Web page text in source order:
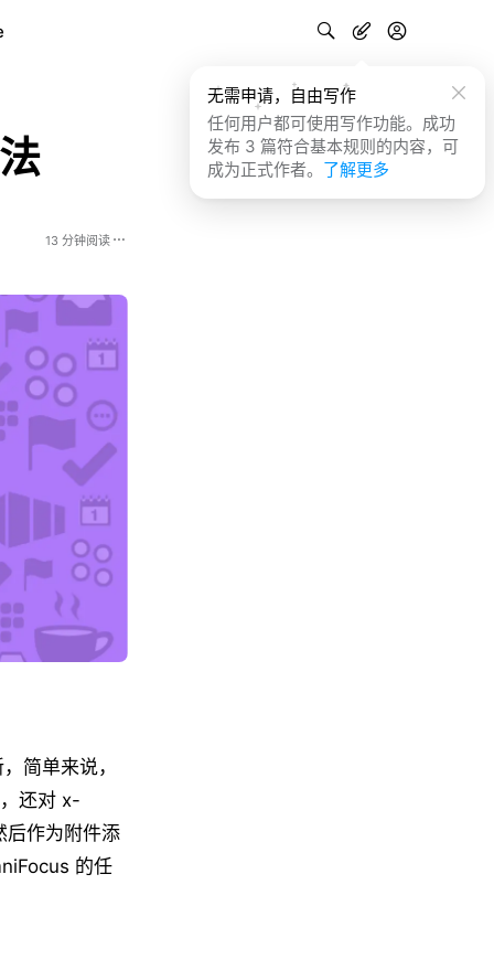
无需申请，自由写作
任何用户都可使用写作功能。成功
发布 3 篇符合基本规则的内容，可
成为正式作者。 了解更多
13 分钟阅读
简单来说，
，还对 x-
后作为附件添
的任